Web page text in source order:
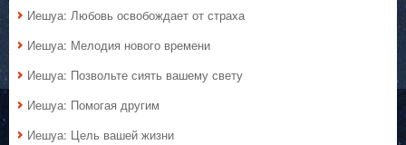
Иешуа: Любовь освобождает от страха
Иешуа: Мелодия нового времени
Иешуа: Позвольте сиять вашему свету
Иешуа: Помогая другим
Иешуа: Цель вашей жизни